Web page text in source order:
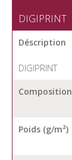
DIGIPRINT
Déscription
DIGIPRINT
Composition
Poids (g/m²)